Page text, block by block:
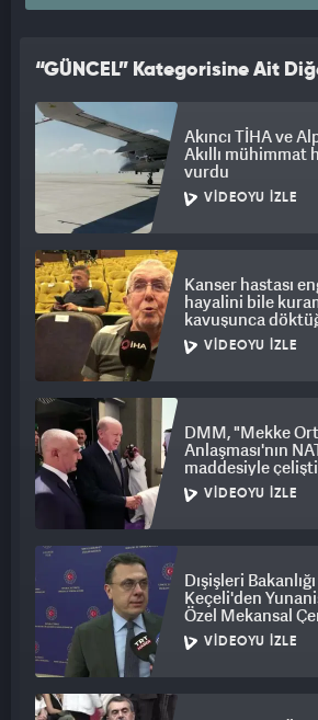
“GÜNCEL” Kategorisine Ait
Akıncı TİHA ve
Akıllı mühimmat
vurdu
VIDEOYU İZLE
Kanser hastası
hayalini bile
kavuşunca
duygulandırdı
VIDEOYU İZLE
DMM, "Mekke
Anlaşması'nın
maddesiyle
yalanladı
VIDEOYU İZLE
Dışişleri
Keçeli'den
Özel Mekansal
açıklama
VIDEOYU İZLE